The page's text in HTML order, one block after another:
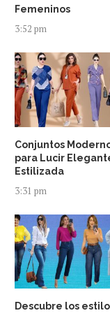
Femeninos
3:52 pm
Conjuntos
para Lucir
Estilizada
3:31 pm
Descubre los